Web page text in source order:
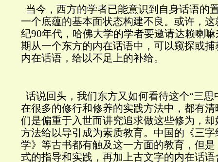
当今，西方的学者已能意识到自身话语的
一个底蕴的基本面状态构建不良。或许，
纪90年代，哈佛大学的学者要邀请达赖喇
期从一个东方的内在话语中，可以窥探或
内在话语，给以不足上的补给。
话说回头，我们东方又如何看待这个“三思
在很多的修行和修养的实践方法中，都有
们是偏重于入世而讲究追求做这些修为，
方法给以导引成为素质教育。中国的《三
学》等古书都有触及这一方面的教育，但
式的指导和实践，再加上古文字的内在话